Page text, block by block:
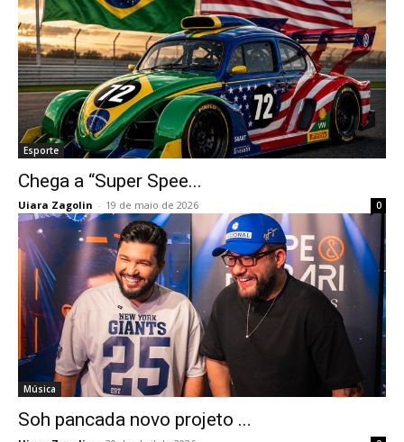
Esporte
Chega a “Super Spee...
Uiara Zagolin - 19 de maio de 2026 0
Música
Soh pancada novo projeto ...